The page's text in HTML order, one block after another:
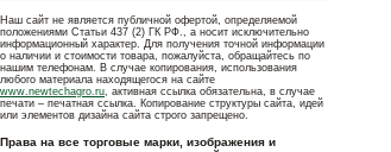
Наш сайт не является публичной офертой, определяемой
положениями Статьи 437 (2) ГК РФ., а носит исключительно
информационный характер. Для получения точной информации
о наличии и стоимости товара, пожалуйста, обращайтесь по
нашим телефонам. В случае копирования, использования
любого материала находящегося на сайте
www.newtechagro.ru, активная ссылка обязательна, в случае
печати – печатная ссылка. Копирование структуры сайта, идей
или элементов дизайна сайта строго запрещено.
Права на все торговые марки, изображения и